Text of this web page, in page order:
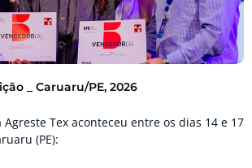
_ Caruaru/PE, 2026
Agreste Tex aconteceu entre os dias 14 e 17
(PE):